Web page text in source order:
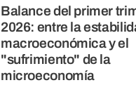
Balance del primer
2026: entre la
macroeconómica y el
"sufrimiento" de la
microeconomía